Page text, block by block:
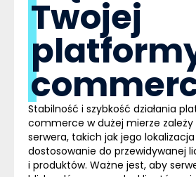
Twojej
Stabilność i szybkość działania
commerce w dużej mierze
serwera, takich jak jego
dostosowanie do przewidywanej
i produktów. Ważne jest, aby